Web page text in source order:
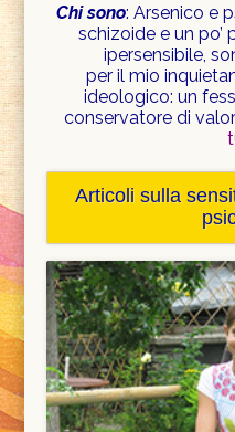
Chi sono: Arsenico e
schizoide e un
ipersensibile,
per il mio
ideologico: un
conservatore di
Articoli sulla